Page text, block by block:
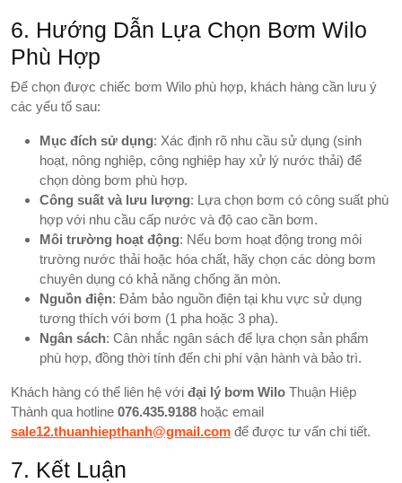
6. Hướng Dẫn Lựa Chọn Bơm Wilo
Phù Hợp
Để chọn được chiếc bơm Wilo phù hợp, khách hàng cần lưu ý
các yếu tố sau:
Mục đích sử dụng: Xác định rõ nhu cầu sử dụng (sinh
hoạt, nông nghiệp, công nghiệp hay xử lý nước thải) để
chọn dòng bơm phù hợp.
Công suất và lưu lượng: Lựa chọn bơm có công suất phù
hợp với nhu cầu cấp nước và độ cao cần bơm.
Môi trường hoạt động: Nếu bơm hoạt động trong môi
trường nước thải hoặc hóa chất, hãy chọn các dòng bơm
chuyên dụng có khả năng chống ăn mòn.
Nguồn điện: Đảm bảo nguồn điện tại khu vực sử dụng
tương thích với bơm (1 pha hoặc 3 pha).
Ngân sách: Cân nhắc ngân sách để lựa chọn sản phẩm
phù hợp, đồng thời tính đến chi phí vận hành và bảo trì.
Khách hàng có thể liên hệ với đại lý bơm Wilo Thuận Hiệp
Thành qua hotline 076.435.9188 hoặc email
sale12.thuanhiepthanh@gmail.com để được tư vấn chi tiết.
7. Kết Luận